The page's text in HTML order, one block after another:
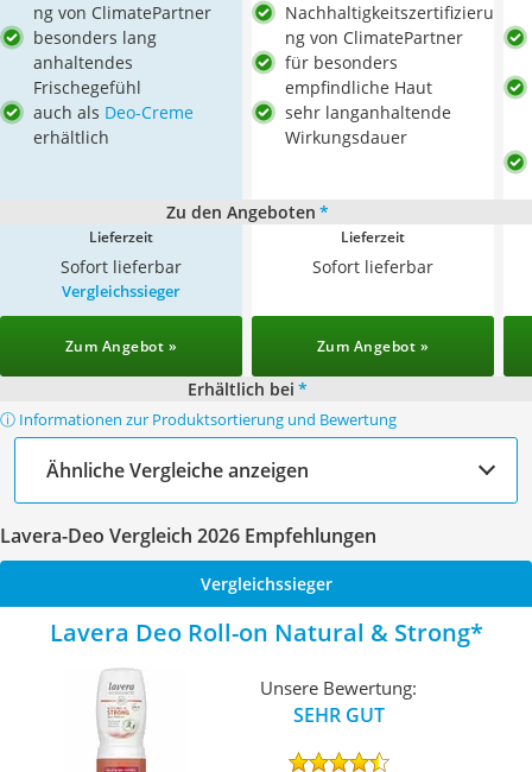
ng von ClimatePartner
besonders lang
anhaltendes
Frischegefühl
auch als Deo-Creme
erhältlich
Nachhaltigkeitszertifizieru
ng von ClimatePartner
für besonders
empfindliche Haut
sehr langanhaltende
Wirkungsdauer
Zu den Angeboten *
Lieferzeit
Sofort lieferbar
Lieferzeit
Sofort lieferbar
Vergleichssieger
Zum Angebot » Zum Angebot »
Erhältlich bei *
ⓘ Informationen zur Produktsortierung und Bewertung
Ähnliche Vergleiche anzeigen
Lavera-Deo Vergleich 2026 Empfehlungen
Vergleichssieger
Lavera Deo Roll-on Natural & Strong
Unsere Bewertung:
SEHR GUT